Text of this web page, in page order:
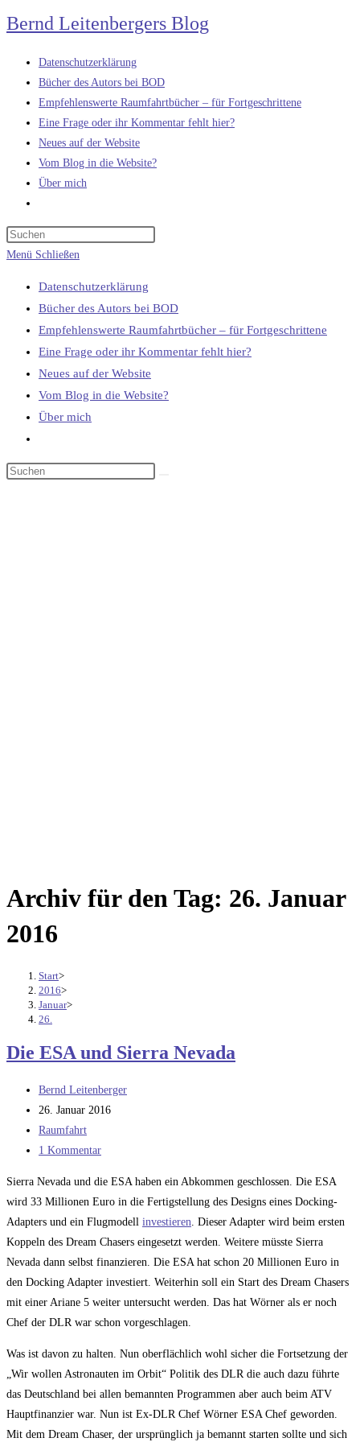
Zum
Inhalt
springen
Bernd Leitenbergers Blog
Datenschutzerklärung
Bücher des Autors bei BOD
Empfehlenswerte Raumfahrtbücher – für Fortgeschrittene
Eine Frage oder ihr Kommentar fehlt hier?
Neues auf der Website
Vom Blog in die Website?
Über mich
umschalten
Menü Schließen
Datenschutzerklärung
Bücher des Autors bei BOD
Empfehlenswerte Raumfahrtbücher – für Fortgeschrittene
Eine Frage oder ihr Kommentar fehlt hier?
Neues auf der Website
Vom Blog in die Website?
Über mich
umschalten
Archiv für den Tag: 26. Januar
2016
Start>
2016>
Januar>
26.
Die ESA und Sierra Nevada
Beitrags-
Autor:
Bernd Leitenberger
Beitrag
veröffentlicht:
26. Januar 2016
Beitrags-
Kategorie:
Raumfahrt
Beitrags-
1 Kommentar
Sierra Nevada und die ESA haben ein Abkommen geschlossen. Die ESA
wird 33 Millionen Euro in die Fertigstellung des Designs eines Docking-
Adapters und ein Flugmodell investieren . Dieser Adapter wird beim ersten
Koppeln des Dream Chasers eingesetzt werden. Weitere müsste Sierra
Nevada dann selbst finanzieren. Die ESA hat schon 20 Millionen Euro in
den Docking Adapter investiert. Weiterhin soll ein Start des Dream Chasers
mit einer Ariane 5 weiter untersucht werden. Das hat Wörner als er noch
Chef der DLR war schon vorgeschlagen.
Was ist davon zu halten. Nun oberflächlich wohl sicher die Fortsetzung der
„Wir wollen Astronauten im Orbit“ Politik des DLR die auch dazu führte
das Deutschland bei allen bemannten Programmen aber auch beim ATV
Hauptfinanzier war. Nun ist Ex-DLR Chef Wörner ESA Chef geworden.
Mit dem Dream Chaser, der ursprünglich ja bemannt starten sollte und sich